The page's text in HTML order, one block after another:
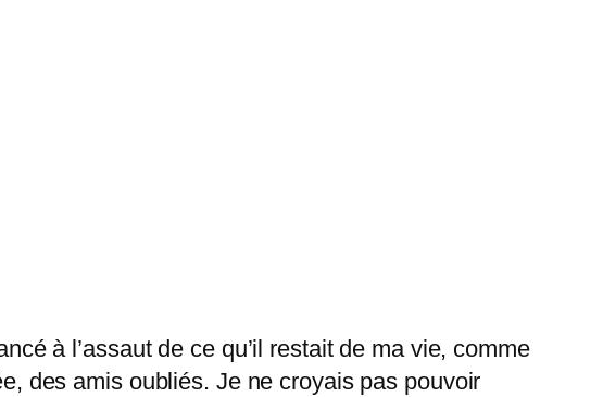
à l’assaut de ce qu’il restait de ma vie, comme
des amis oubliés. Je ne croyais pas pouvoir